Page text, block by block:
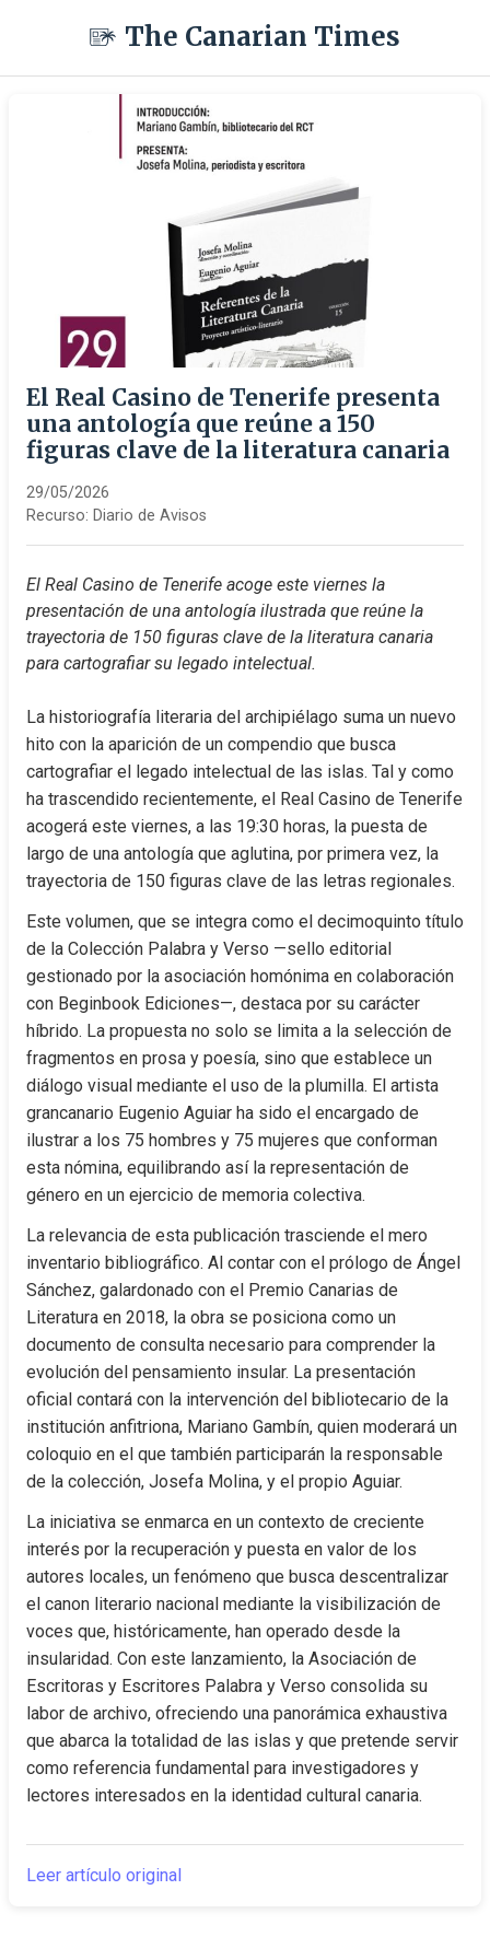
The Canarian Times
El Real Casino de Tenerife presenta
una antología que reúne a 150
figuras clave de la literatura canaria
29/05/2026
Recurso: Diario de Avisos
El Real Casino de Tenerife acoge este viernes la
presentación de una antología ilustrada que reúne la
trayectoria de 150 figuras clave de la literatura canaria
para cartografiar su legado intelectual.
La historiografía literaria del archipiélago suma un nuevo
hito con la aparición de un compendio que busca
cartografiar el legado intelectual de las islas. Tal y como
ha trascendido recientemente, el Real Casino de Tenerife
acogerá este viernes, a las 19:30 horas, la puesta de
largo de una antología que aglutina, por primera vez, la
trayectoria de 150 figuras clave de las letras regionales.
Este volumen, que se integra como el decimoquinto título
de la Colección Palabra y Verso —sello editorial
gestionado por la asociación homónima en colaboración
con Beginbook Ediciones—, destaca por su carácter
híbrido. La propuesta no solo se limita a la selección de
fragmentos en prosa y poesía, sino que establece un
diálogo visual mediante el uso de la plumilla. El artista
grancanario Eugenio Aguiar ha sido el encargado de
ilustrar a los 75 hombres y 75 mujeres que conforman
esta nómina, equilibrando así la representación de
género en un ejercicio de memoria colectiva.
La relevancia de esta publicación trasciende el mero
inventario bibliográfico. Al contar con el prólogo de Ángel
Sánchez, galardonado con el Premio Canarias de
Literatura en 2018, la obra se posiciona como un
documento de consulta necesario para comprender la
evolución del pensamiento insular. La presentación
oficial contará con la intervención del bibliotecario de la
institución anfitriona, Mariano Gambín, quien moderará un
coloquio en el que también participarán la responsable
de la colección, Josefa Molina, y el propio Aguiar.
La iniciativa se enmarca en un contexto de creciente
interés por la recuperación y puesta en valor de los
autores locales, un fenómeno que busca descentralizar
el canon literario nacional mediante la visibilización de
voces que, históricamente, han operado desde la
insularidad. Con este lanzamiento, la Asociación de
Escritoras y Escritores Palabra y Verso consolida su
labor de archivo, ofreciendo una panorámica exhaustiva
que abarca la totalidad de las islas y que pretende servir
como referencia fundamental para investigadores y
lectores interesados en la identidad cultural canaria.
Leer artículo original